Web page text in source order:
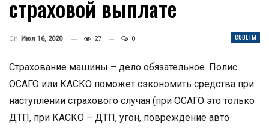
страховой выплате
СОВЕТЫ
On Июл 16, 2020 27 0
Страхование машины – дело обязательное. Полис
ОСАГО или КАСКО поможет сэкономить средства при
наступлении страхового случая (при ОСАГО это только
ДТП, при КАСКО – ДТП, угон, повреждение авто